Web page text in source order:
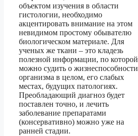
объектом изучения в области
гистологии, необходимо
акцентировать внимание на этом
невидимом простому обывателю
биологическом материале. Для
ученых же ткани – это кладезь
полезной информации, по которой
можно судить о жизнеспособности
организма в целом, его слабых
местах, будущих патологиях.
Преобладающий диагноз будет
поставлен точно, и лечить
заболевание препаратами
(консервативно) можно уже на
ранней стадии.